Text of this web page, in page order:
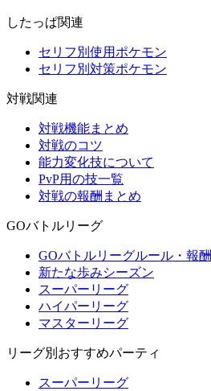
したっぱ関連
セリフ別使用ポケモン
セリフ別対策ポケモン
対戦関連
対戦機能まとめ
対戦のコツ
能力変化技について
PvP用の技一覧
対戦の報酬まとめ
GOバトルリーグ
GOバトルリーグルール・報酬
新たな歩みシーズン
スーパーリーグ
ハイパーリーグ
マスターリーグ
リーグ別おすすめパーティ
スーパーリーグ